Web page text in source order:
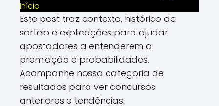
Início
Este post traz contexto, histórico do
sorteio e explicações para ajudar
apostadores a entenderem a
premiação e probabilidades.
Acompanhe nossa categoria de
resultados para ver concursos
anteriores e tendências.